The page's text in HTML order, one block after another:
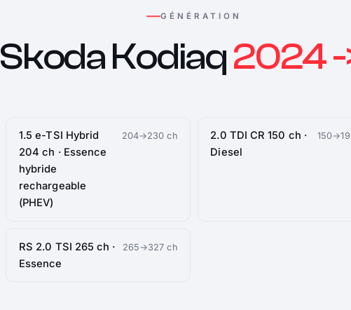
GÉNÉRATION
Skoda Kodiaq2024 -
1.5 e-TSI Hybrid
204 ch · Essence
hybride
rechargeable
(PHEV)
204→230 ch
2.0 TDI CR 150 ch ·
Diesel
RS 2.0 TSI 265 ch ·
Essence
265→327 ch